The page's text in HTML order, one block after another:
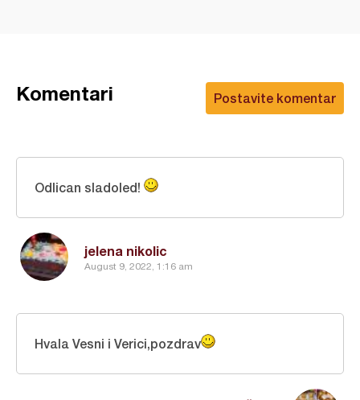
Postavite komentar
Komentari
jelena nikolic
August 9, 2022, 1:16 am
Odlican sladoled!
Hvala Vesni i Verici,pozdrav